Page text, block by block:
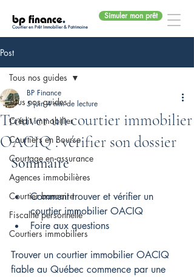
bp finance.
Courtier en Prêt Immobilier & Patrimoine
Simuler mon prêt
Post
Tous nos guides
Crédit immobilier
Courtiers en Bourse
Courtage en assurance
Agences immobilières
Courtier bancaire
Fiscalité personnelle
Courtiers immobiliers
Tous nos guides
Trouver un courtier immobilier
OACIQ : vérifier son dossier
BP Finance
5 juin 4 min de lecture
Sommaire
Comment trouver et vérifier un
courtier immobilier OACIQ
Foire aux questions
Trouver un courtier immobilier OACIQ
fiable au Québec commence par une